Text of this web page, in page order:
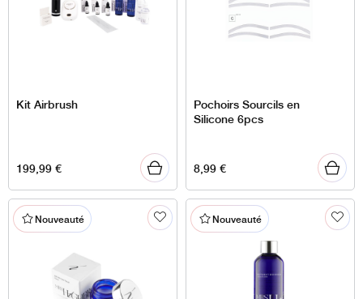
Kit Airbrush
199,99€
Pochoirs Sourcils en
Silicone 6pcs
8,99€
Nouveauté Nouveauté